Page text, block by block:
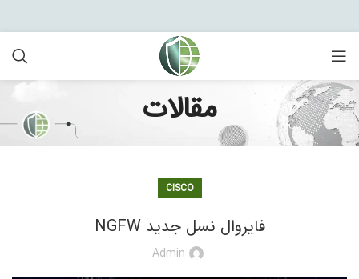
مقالات
CISCO
فایروال نسل جدید NGFW
Admin